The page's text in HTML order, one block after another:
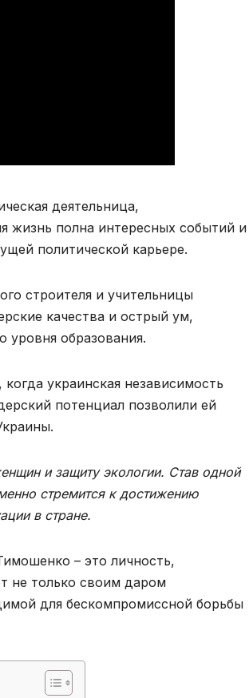
деятельница,
жизнь полна интересных событий и
политической карьере.
строителя и учительницы
качества и острый ум,
уровня образования.
украинская независимость
потенциал позволили ей
и защиту экологии. Став одной
стремится к достижению
в стране.
– это личность,
не только своим даром
для бескомпромиссной борьбы